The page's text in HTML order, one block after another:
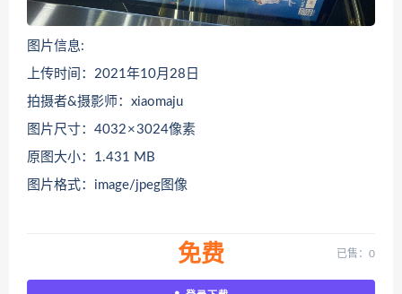
图片信息:
上传时间：2021年10月28日
拍摄者&摄影师：xiaomaju
图片尺寸：4032 × 3024像素
原图大小：1.431 MB
图片格式：image/jpeg图像
免费 已售：0